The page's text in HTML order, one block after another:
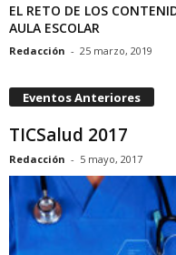
EL RETO DE LOS
AULA ESCOLAR
Redacción - 25 marzo, 2019
Eventos Anteriores
TICSalud 2017
Redacción - 5 mayo, 2017